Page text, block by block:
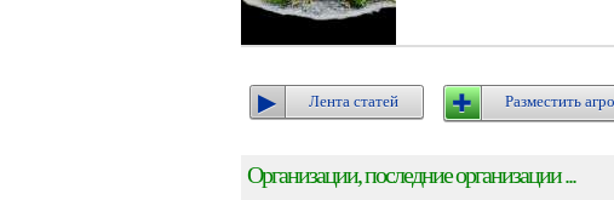
Лента статей Разместить
Организации, последние организации ...